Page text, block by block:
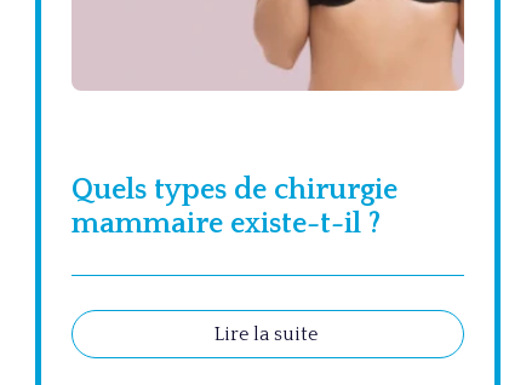
Quels types de chirurgie
mammaire existe-t-il ?
Lire la suite